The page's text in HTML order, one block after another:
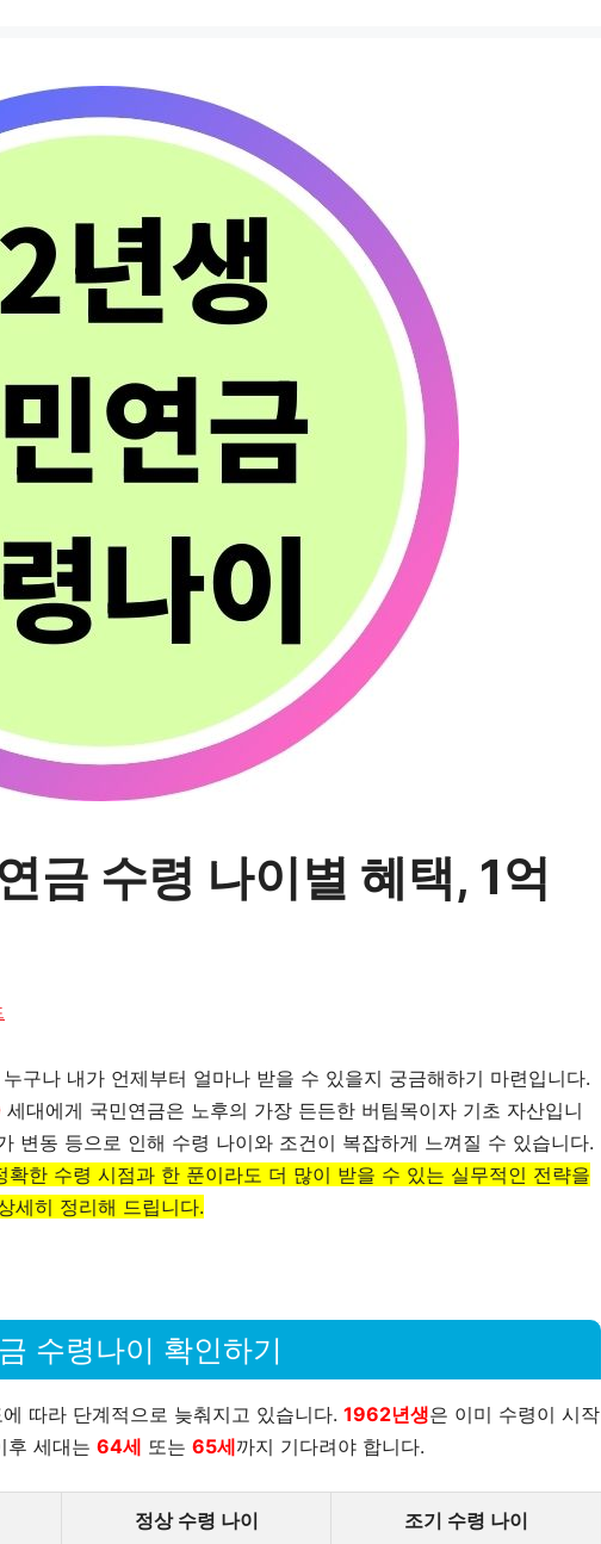
금 수령 나이별 혜택, 1억
구나 내가 언제부터 얼마나 받을 수 있을지 궁금해하기 마련입니다.
세대에게 국민연금은 노후의 가장 든든한 버팀목이자 기초 자산입니
변동 등으로 인해 수령 나이와 조건이 복잡하게 느껴질 수 있습니다.
확한 수령 시점과 한 푼이라도 더 많이 받을 수 있는 실무적인 전략을
세히 정리해 드립니다.
수령나이 확인하기
따라 단계적으로 늦춰지고 있습니다. 1962년생은 이미 수령이 시작
후 세대는 64세 또는 65세까지 기다려야 합니다.
정상 수령 나이 조기 수령 나이